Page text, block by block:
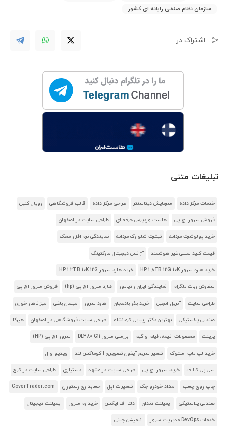
سازمان نظام صنفی رایانه ای کشور
اشتراک در
تبلیغات متنی
خدمات مرکز داده سرمایش دیتاسنتر طراحی مرکز داده قالب فروشگاهی رویال کنین
فروش سرور اچ پی هاست وردپرس حرفه ای طراحی سایت در اصفهان
خرید پولوشرت مردانه تیشرت شلوارک مردانه نمایندگی نرم افزار محک
قیمت کلید لمسی غیر هوشمند آژانس دیجیتال مارکتینگ
خرید هارد سرور HP 1.8TB 12G 10K خرید هارد سرور HP 1.2TB 10K 12G
سفارش ربات تلگرام نمایندگی ایران رادیاتور هارد سرور اچ پی (hp) فروش سرور اچ پی
طراحی سایت آنریل انجین خرید بذر بادمجان هارد سرور مبلمان باغی میز ناهار خوری
صندلی پلاستیکی بهترین دکتر زیبایی کرمانشاه طراحی سایت فروشگاهی در اصفهان هیرکا
پرینت محصولات انیمه، فیلم و گیم بررسی سرور DL380 G11 سرور اچ پی (HP)
خرید لپ تاپ استوک تعمیر سریع آیفون تصویری | کوماکس لند ویدیو وال
سی پی کالاف خرید سرور اچ پی طراحی سایت در مشهد دستیاری طراحی سایت در کرج
چاپ روی چسب امداد خودرو جک تعمیرات اپل حسابداری رستوران CoverTrader.com
صندلی پلاستیکی ایمپلنت دندان دلتا اف ایکس خرید رم سرور ایمپلنت دیجیتال
خدمات DevOps مدیریت سرور انیمیشن چینی